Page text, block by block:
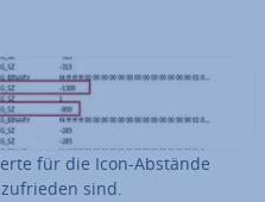
für die Icon-Abstände
sind.